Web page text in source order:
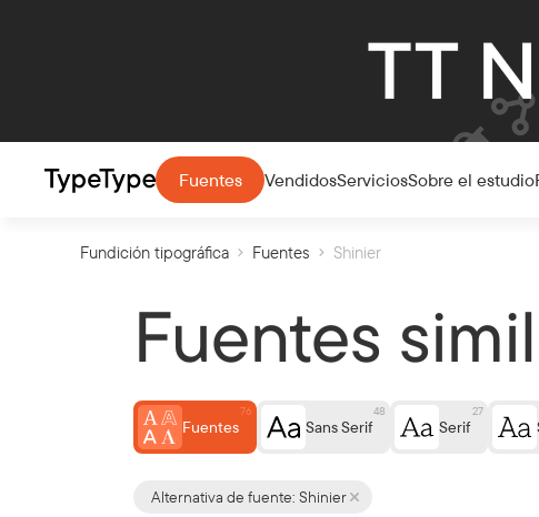
Fuentes VendidosServiciosSobre el estudio
Fundición tipográfica Fuentes Shinier
Fuentes
Fuentes
76
Sans Serif
48
Serif
27
Alternativa de fuente: Shinier